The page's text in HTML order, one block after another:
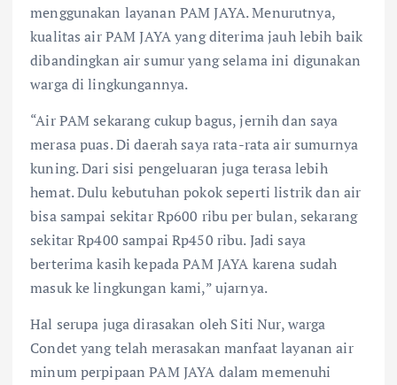
menggunakan layanan PAM JAYA. Menurutnya,
kualitas air PAM JAYA yang diterima jauh lebih baik
dibandingkan air sumur yang selama ini digunakan
warga di lingkungannya.
“Air PAM sekarang cukup bagus, jernih dan saya
merasa puas. Di daerah saya rata-rata air sumurnya
kuning. Dari sisi pengeluaran juga terasa lebih
hemat. Dulu kebutuhan pokok seperti listrik dan air
bisa sampai sekitar Rp600 ribu per bulan, sekarang
sekitar Rp400 sampai Rp450 ribu. Jadi saya
berterima kasih kepada PAM JAYA karena sudah
masuk ke lingkungan kami,” ujarnya.
Hal serupa juga dirasakan oleh Siti Nur, warga
Condet yang telah merasakan manfaat layanan air
minum perpipaan PAM JAYA dalam memenuhi